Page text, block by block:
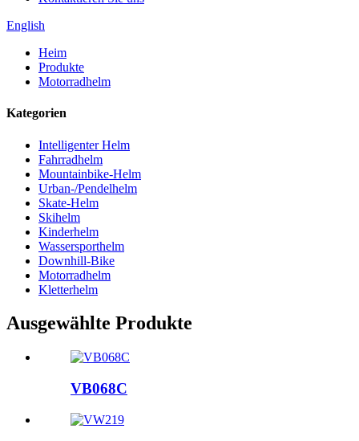
English
Heim
Produkte
Motorradhelm
Kategorien
Intelligenter Helm
Fahrradhelm
Mountainbike-Helm
Urban-/Pendelhelm
Skate-Helm
Skihelm
Kinderhelm
Wassersporthelm
Downhill-Bike
Motorradhelm
Kletterhelm
Ausgewählte Produkte
VB068C